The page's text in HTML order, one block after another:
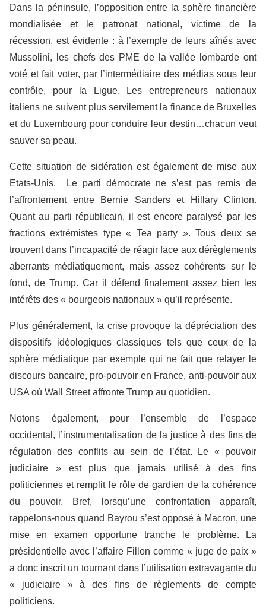
Dans la péninsule, l’opposition entre la sphère financière
mondialisée et le patronat national, victime de la
récession, est évidente : à l’exemple de leurs aînés avec
Mussolini, les chefs des PME de la vallée lombarde ont
voté et fait voter, par l’intermédiaire des médias sous leur
contrôle, pour la Ligue. Les entrepreneurs nationaux
italiens ne suivent plus servilement la finance de Bruxelles
et du Luxembourg pour conduire leur destin…chacun veut
sauver sa peau.
Cette situation de sidération est également de mise aux
Etats-Unis. Le parti démocrate ne s’est pas remis de
l’affrontement entre Bernie Sanders et Hillary Clinton.
Quant au parti républicain, il est encore paralysé par les
fractions extrémistes type « Tea party ». Tous deux se
trouvent dans l’incapacité de réagir face aux dérèglements
aberrants médiatiquement, mais assez cohérents sur le
fond, de Trump. Car il défend finalement assez bien les
intérêts des « bourgeois nationaux » qu’il représente.
Plus généralement, la crise provoque la dépréciation des
dispositifs idéologiques classiques tels que ceux de la
sphère médiatique par exemple qui ne fait que relayer le
discours bancaire, pro-pouvoir en France, anti-pouvoir aux
USA où Wall Street affronte Trump au quotidien.
Notons également, pour l’ensemble de l’espace
occidental, l’instrumentalisation de la justice à des fins de
régulation des conflits au sein de l’état. Le « pouvoir
judiciaire » est plus que jamais utilisé à des fins
politiciennes et remplit le rôle de gardien de la cohérence
du pouvoir. Bref, lorsqu’une confrontation apparaît,
rappelons-nous quand Bayrou s’est opposé à Macron, une
mise en examen opportune tranche le problème. La
présidentielle avec l’affaire Fillon comme « juge de paix »
a donc inscrit un tournant dans l’utilisation extravagante du
« judiciaire » à des fins de règlements de compte
politiciens.